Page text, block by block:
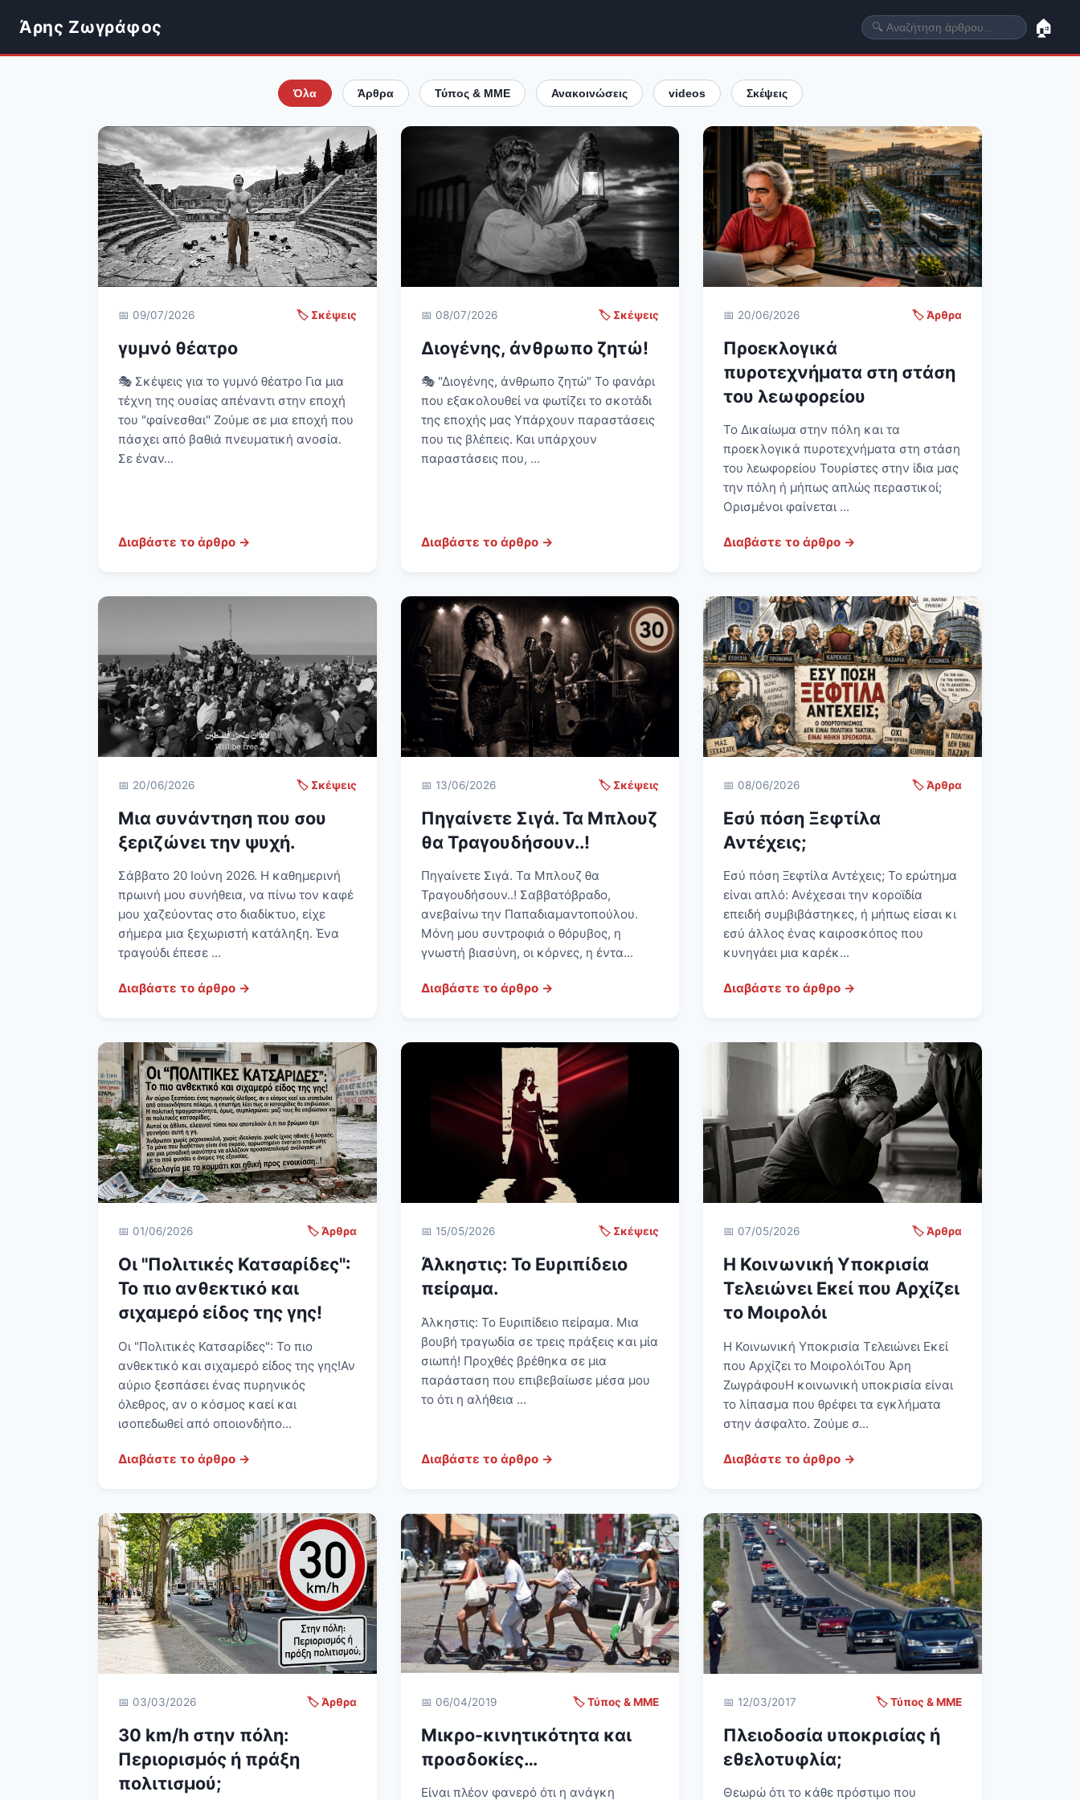
Άρης Ζωγράφος 🏠
Όλα Άρθρα Τύπος & ΜΜΕ Ανακοινώσεις videos Σκέψεις
📅 09/07/2026 🏷️ Σκέψεις
γυμνό θέατρο
🎭 Σκέψεις για το γυμνό θέατρο Για μια
τέχνη της ουσίας απέναντι στην εποχή
του "φαίνεσθαι" Ζούμε σε μια εποχή που
πάσχει από βαθιά πνευματική ανοσία.
Σε έναν...
Διαβάστε το άρθρο →
📅 08/07/2026 🏷️ Σκέψεις
Διογένης, άνθρωπο ζητώ!
🎭 "Διογένης, άνθρωπο ζητώ" Το φανάρι
που εξακολουθεί να φωτίζει το σκοτάδι
της εποχής μας Υπάρχουν παραστάσεις
που τις βλέπεις. Και υπάρχουν
παραστάσεις που, ...
Διαβάστε το άρθρο →
📅 20/06/2026 🏷️ Άρθρα
Προεκλογικά
πυροτεχνήματα στη στάση
του λεωφορείου
Το Δικαίωμα στην πόλη και τα
προεκλογικά πυροτεχνήματα στη στάση
του λεωφορείου Τουρίστες στην ίδια μας
την πόλη ή μήπως απλώς περαστικοί;
Ορισμένοι φαίνεται ...
Διαβάστε το άρθρο →
📅 20/06/2026 🏷️ Σκέψεις
Μια συνάντηση που σου
ξεριζώνει την ψυχή.
Σάββατο 20 Ιούνη 2026. Η καθημερινή
πρωινή μου συνήθεια, να πίνω τον καφέ
μου χαζεύοντας στο διαδίκτυο, είχε
σήμερα μια ξεχωριστή κατάληξη. Ένα
τραγούδι έπεσε ...
Διαβάστε το άρθρο →
📅 13/06/2026 🏷️ Σκέψεις
Πηγαίνετε Σιγά. Τα Μπλουζ
θα Τραγουδήσουν..!
Πηγαίνετε Σιγά. Τα Μπλουζ θα
Τραγουδήσουν..! Σαββατόβραδο,
ανεβαίνω την Παπαδιαμαντοπούλου.
Μόνη μου συντροφιά ο θόρυβος, η
γνωστή βιασύνη, οι κόρνες, η έντα...
Διαβάστε το άρθρο →
📅 08/06/2026 🏷️ Άρθρα
Εσύ πόση Ξεφτίλα
Αντέχεις;
Εσύ πόση Ξεφτίλα Αντέχεις; Το ερώτημα
είναι απλό: Ανέχεσαι την κοροϊδία
επειδή συμβιβάστηκες, ή μήπως είσαι κι
εσύ άλλος ένας καιροσκόπος που
κυνηγάει μια καρέκ...
Διαβάστε το άρθρο →
📅 01/06/2026 🏷️ Άρθρα
Οι "Πολιτικές Κατσαρίδες":
Το πιο ανθεκτικό και
σιχαμερό είδος της γης!
Οι "Πολιτικές Κατσαρίδες": Το πιο
ανθεκτικό και σιχαμερό είδος της γης! Αν
αύριο ξεσπάσει ένας πυρηνικός
όλεθρος, αν ο κόσμος καεί και
ισοπεδωθεί από οποιονδήπο...
Διαβάστε το άρθρο →
📅 15/05/2026 🏷️ Σκέψεις
Άλκηστις: Το Ευριπίδειο
πείραμα.
Άλκηστις: Το Ευριπίδειο πείραμα. Μια
βουβή τραγωδία σε τρεις πράξεις και μία
σιωπή! Προχθές βρέθηκα σε μια
παράσταση που επιβεβαίωσε μέσα μου
το ότι η αλήθεια ...
Διαβάστε το άρθρο →
📅 07/05/2026 🏷️ Άρθρα
Η Κοινωνική Υποκρισία
Τελειώνει Εκεί που Αρχίζει
το Μοιρολόι
Η Κοινωνική Υποκρισία Τελειώνει Εκεί
που Αρχίζει το ΜοιρολόιΤου Άρη
ΖωγράφουΗ κοινωνική υποκρισία είναι
το λίπασμα που θρέφει τα εγκλήματα
στην άσφαλτο. Ζούμε σ...
Διαβάστε το άρθρο →
📅 03/03/2026 🏷️ Άρθρα
30 km/h στην πόλη:
Περιορισμός ή πράξη
πολιτισμού;
📅 06/04/2019 🏷️ Τύπος & ΜΜΕ
Μικρο-κινητικότητα και
προσδοκίες…
Είναι πλέον φανερό ότι η ανάγκη
📅 12/03/2017 🏷️ Τύπος & ΜΜΕ
Πλειοδοσία υποκρισίας ή
εθελοτυφλία;
Θεωρώ ότι το κάθε πρόστιμο που